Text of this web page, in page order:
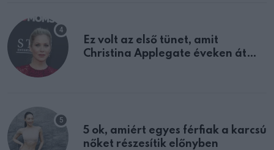
Ez volt az első tünet, amit
Christina Applegate éveken át
5 ok, amiért egyes férfiak a karcsú
nőket részesítik előnyben